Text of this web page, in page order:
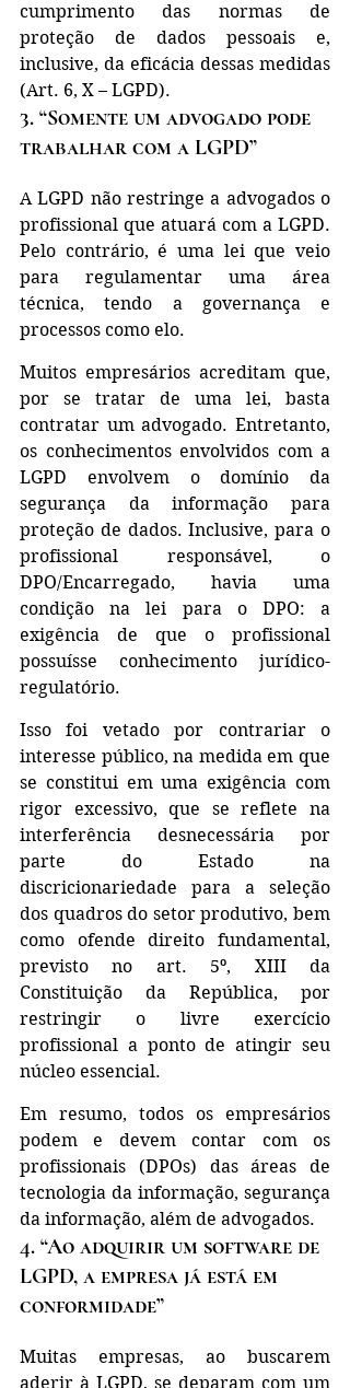
cumprimento das normas de
proteção de dados pessoais e,
inclusive, da eficácia dessas medidas
(Art. 6, X – LGPD).
3. “Somente um advogado pode
trabalhar com a LGPD”
A LGPD não restringe a advogados o
profissional que atuará com a LGPD.
Pelo contrário, é uma lei que veio
para regulamentar uma área
técnica, tendo a governança e
processos como elo.
Muitos empresários acreditam que,
por se tratar de uma lei, basta
contratar um advogado. Entretanto,
os conhecimentos envolvidos com a
LGPD envolvem o domínio da
segurança da informação para
proteção de dados. Inclusive, para o
profissional responsável, o
DPO/Encarregado, havia uma
condição na lei para o DPO: a
exigência de que o profissional
possuísse conhecimento jurídico-
regulatório.
Isso foi vetado por contrariar o
interesse público, na medida em que
se constitui em uma exigência com
rigor excessivo, que se reflete na
interferência desnecessária por
parte do Estado na
discricionariedade para a seleção
dos quadros do setor produtivo, bem
como ofende direito fundamental,
previsto no art. 5º, XIII da
Constituição da República, por
restringir o livre exercício
profissional a ponto de atingir seu
núcleo essencial.
Em resumo, todos os empresários
podem e devem contar com os
profissionais (DPOs) das áreas de
tecnologia da informação, segurança
da informação, além de advogados.
4. “Ao adquirir um software de
LGPD, a empresa já está em
conformidade”
Muitas empresas, ao buscarem
aderir à LGPD, se deparam com um